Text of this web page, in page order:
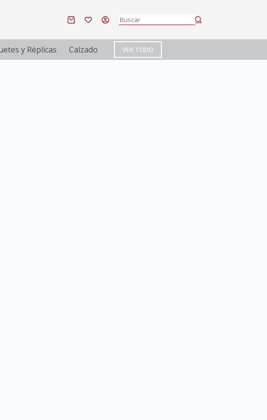
y Réplicas Calzado VER TODO